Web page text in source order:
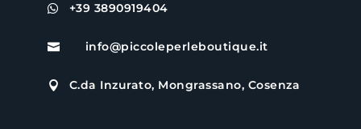
 +39 3890919404
 info@piccoleperleboutique.it
 C.da Inzurato, Mongrassano, Cosenza